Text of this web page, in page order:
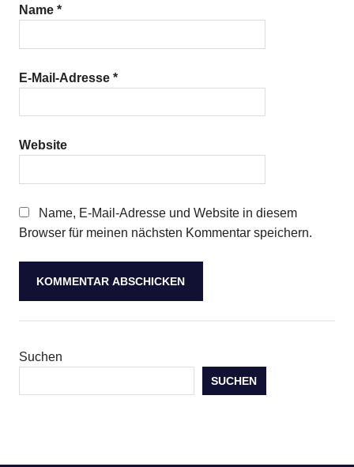
Name *
E-Mail-Adresse *
Website
Name, E-Mail-Adresse und Website in diesem
Browser für meinen nächsten Kommentar speichern.
Suchen
SUCHEN